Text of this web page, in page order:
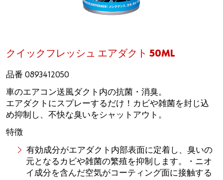
クイックフレッシュ エアダクト 50ML
品番 0893412050
車のエアコン送風ダクト内の抗菌・消臭。
エアダクトにスプレーするだけ！カビや雑菌を封じ込
め抑制し、不快な臭いをシャットアウト。
特徴
有効成分がエアダクト内部表面に定着し、臭いの
元となるカビや雑菌の繁殖を抑制します。・ニオ
イ成分を含んだ空気がコーティング面に接触する